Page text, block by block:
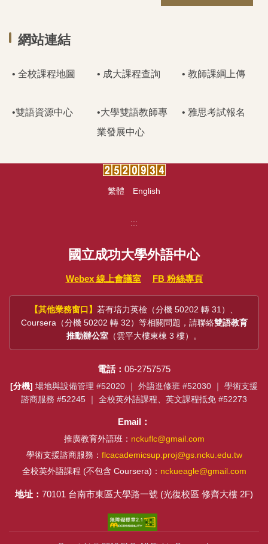
網站連結
• 全校課程地圖 • 成大課程查詢 • 教師課綱上傳
•雙語資源中心
•大學雙語教師專
業發展中心
• 雅思考試報名
繁體 English
:::
國立成功大學外語中心
Webex 線上會議室 FB 粉絲專頁
【其他業務窗口】 若有培力英檢（分機 50202 轉 31）、
Coursera（分機 50202 轉 32）等相關問題，請聯絡雙語教育
推動辦公室 （雲平大樓東棟 3 樓）。
電話： 06-2757575
[分機] 場地與設備管理 #52020 ｜ 外語進修班 #52030 ｜ 學術支援
諮商服務 #52245 ｜ 全校英外語課程、英文課程抵免 #52273
Email：
推廣教育外語班： nckuflc@gmail.com
學術支援諮商服務： flcacademicsup.proj@gs.ncku.edu.tw
全校英外語課程 (不包含 Coursera)： nckueagle@gmail.com
地址： 70101 台南市東區大學路一號 (光復校區 修齊大樓 2F)